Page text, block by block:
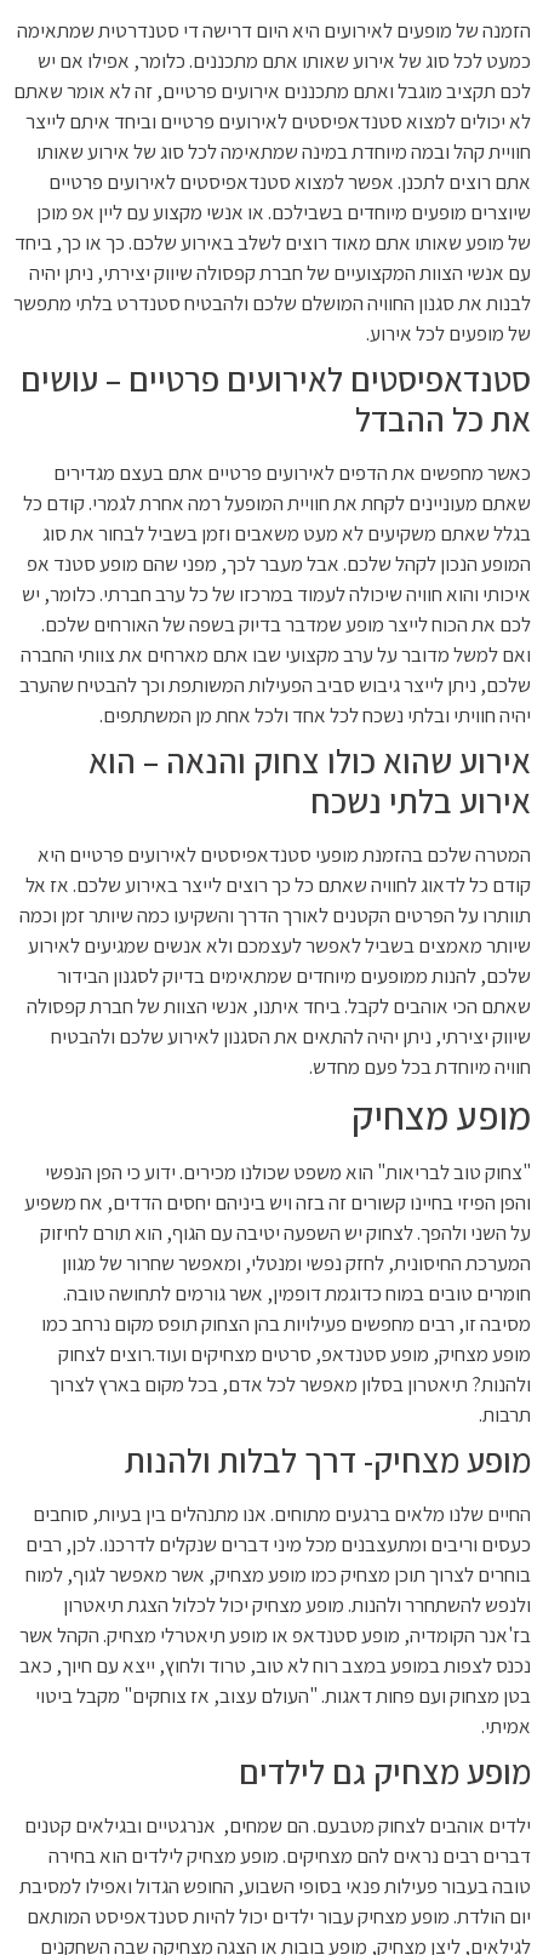
הזמנה של מופעים לאירועים היא היום דרישה די סטנדרטית שמתאימה
כמעט לכל סוג של אירוע שאותו אתם מתכננים. כלומר, אפילו אם יש
לכם תקציב מוגבל ואתם מתכננים אירועים פרטיים, זה לא אומר שאתם
לא יכולים למצוא סטנדאפיסטים לאירועים פרטיים וביחד איתם לייצר
חוויית קהל ובמה מיוחדת במינה שמתאימה לכל סוג של אירוע שאותו
אתם רוצים לתכנן. אפשר למצוא סטנדאפיסטים לאירועים פרטיים
שיוצרים מופעים מיוחדים בשבילכם. או אנשי מקצוע עם ליין אפ מוכן
של מופע שאותו אתם מאוד רוצים לשלב באירוע שלכם. כך או כך, ביחד
עם אנשי הצוות המקצועיים של חברת קפסולה שיווק יצירתי, ניתן יהיה
לבנות את סגנון החוויה המושלם שלכם ולהבטיח סטנדרט בלתי מתפשר
של מופעים לכל אירוע.
סטנדאפיסטים לאירועים פרטיים – עושים
את כל ההבדל
כאשר מחפשים את הדפים לאירועים פרטיים אתם בעצם מגדירים
שאתם מעוניינים לקחת את חוויית המופעל רמה אחרת לגמרי. קודם כל
בגלל שאתם משקיעים לא מעט משאבים וזמן בשביל לבחור את סוג
המופע הנכון לקהל שלכם. אבל מעבר לכך, מפני שהם מופע סטנד אפ
איכותי והוא חוויה שיכולה לעמוד במרכזו של כל ערב חברתי. כלומר, יש
לכם את הכוח לייצר מופע שמדבר בדיוק בשפה של האורחים שלכם.
ואם למשל מדובר על ערב מקצועי שבו אתם מארחים את צוותי החברה
שלכם, ניתן לייצר גיבוש סביב הפעילות המשותפת וכך להבטיח שהערב
יהיה חוויתי ובלתי נשכח לכל אחד ולכל אחת מן המשתתפים.
אירוע שהוא כולו צחוק והנאה – הוא
אירוע בלתי נשכח
המטרה שלכם בהזמנת מופעי סטנדאפיסטים לאירועים פרטיים היא
קודם כל לדאוג לחוויה שאתם כל כך רוצים לייצר באירוע שלכם. אז אל
תוותרו על הפרטים הקטנים לאורך הדרך והשקיעו כמה שיותר זמן וכמה
שיותר מאמצים בשביל לאפשר לעצמכם ולא אנשים שמגיעים לאירוע
שלכם, להנות ממופעים מיוחדים שמתאימים בדיוק לסגנון הבידור
שאתם הכי אוהבים לקבל. ביחד איתנו, אנשי הצוות של חברת קפסולה
שיווק יצירתי, ניתן יהיה להתאים את הסגנון לאירוע שלכם ולהבטיח
חוויה מיוחדת בכל פעם מחדש.
מופע מצחיק
"צחוק טוב לבריאות" הוא משפט שכולנו מכירים. ידוע כי הפן הנפשי
והפן הפיזי בחיינו קשורים זה בזה ויש ביניהם יחסים הדדים, אח משפיע
על השני ולהפך. לצחוק יש השפעה יטיבה עם הגוף, הוא תורם לחיזוק
המערכת החיסונית, לחזק נפשי ומנטלי, ומאפשר שחרור של מגוון
חומרים טובים במוח כדוגמת דופמין, אשר גורמים לתחושה טובה.
מסיבה זו, רבים מחפשים פעילויות בהן הצחוק תופס מקום נרחב כמו
מופע מצחיק, מופע סטנדאפ, סרטים מצחיקים ועוד.רוצים לצחוק
ולהנות? תיאטרון בסלון מאפשר לכל אדם, בכל מקום בארץ לצרוך
תרבות.
מופע מצחיק- דרך לבלות ולהנות
החיים שלנו מלאים ברגעים מתוחים. אנו מתנהלים בין בעיות, סוחבים
כעסים וריבים ומתעצבנים מכל מיני דברים שנקלים לדרכנו. לכן, רבים
בוחרים לצרוך תוכן מצחיק כמו מופע מצחיק, אשר מאפשר לגוף, למוח
ולנפש להשתחרר ולהנות. מופע מצחיק יכול לכלול הצגת תיאטרון
בז'אנר הקומדיה, מופע סטנדאפ או מופע תיאטרלי מצחיק. הקהל אשר
נכנס לצפות במופע במצב רוח לא טוב, טרוד ולחוץ, ייצא עם חיוך, כאב
בטן מצחוק ועם פחות דאגות. "העולם עצוב, אז צוחקים" מקבל ביטוי
אמיתי.
מופע מצחיק גם לילדים
ילדים אוהבים לצחוק מטבעם. הם שמחים, אנרגטיים ובגילאים קטנים
דברים רבים נראים להם מצחיקים. מופע מצחיק לילדים הוא בחירה
טובה בעבור פעילות פנאי בסופי השבוע, החופש הגדול ואפילו למסיבת
יום הולדת. מופע מצחיק עבור ילדים יכול להיות סטנדאפיסט המותאם
לגילאים, ליצן מצחיק, מופע בובות או הצגה מצחיקה שבה השחקנים